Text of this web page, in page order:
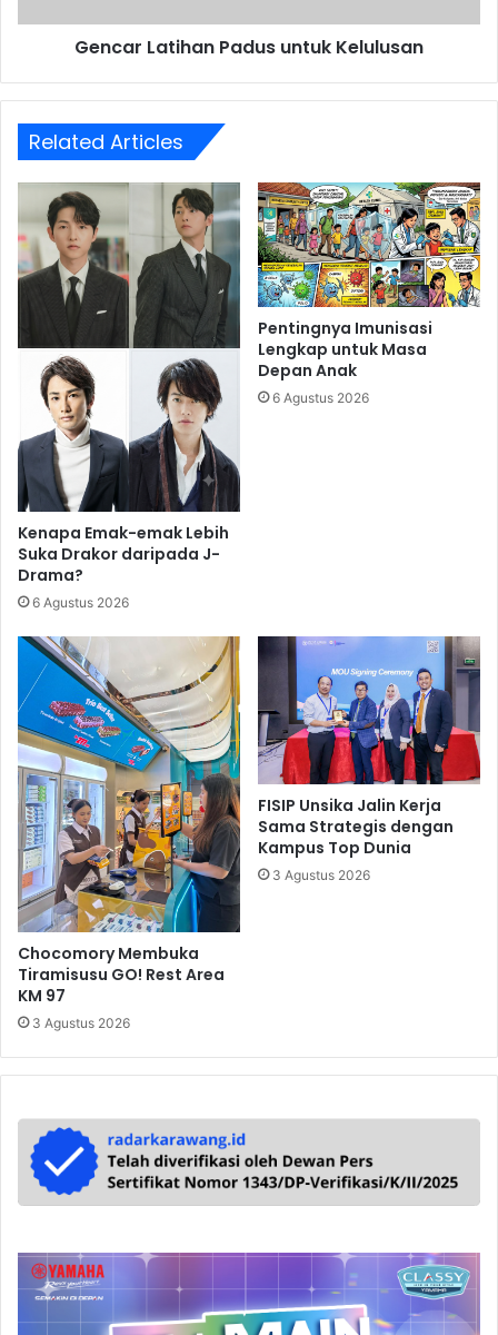
Gencar Latihan Padus untuk Kelulusan
Related Articles
Kenapa Emak-emak Lebih
Suka Drakor daripada J-
Drama?
6 Agustus 2026
Pentingnya Imunisasi
Lengkap untuk Masa
Depan Anak
6 Agustus 2026
Chocomory Membuka
Tiramisusu GO! Rest Area
KM 97
3 Agustus 2026
FISIP Unsika Jalin Kerja
Sama Strategis dengan
Kampus Top Dunia
3 Agustus 2026